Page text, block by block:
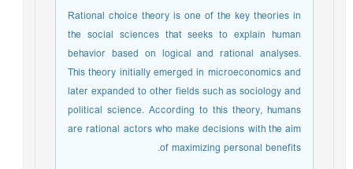
Rational choice theory is one of the key theories in
the social sciences that seeks to explain human
behavior based on logical and rational analyses.
This theory initially emerged in microeconomics and
later expanded to other fields such as sociology and
political science. According to this theory, humans
are rational actors who make decisions with the aim
of maximizing personal benefits.